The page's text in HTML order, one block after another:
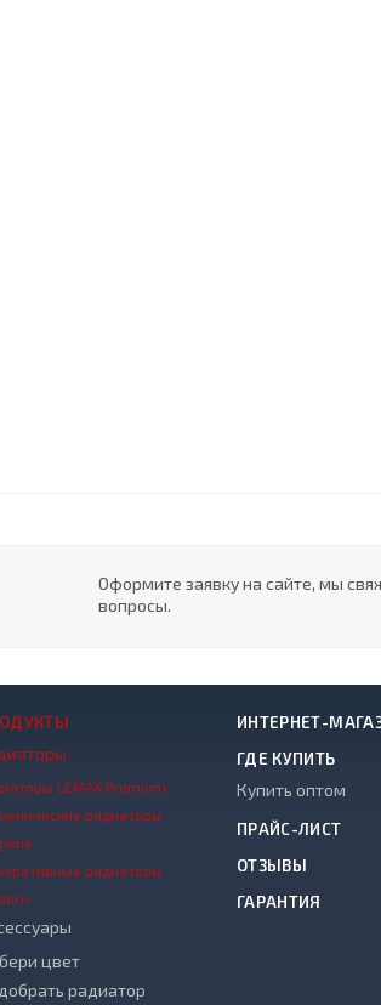
Оформите заявку на сайте, мы
вопросы.
LEMAX Premium
радиаторы
радиаторы
цвет
радиатор
ИНТЕРНЕТ-
ГДЕ КУПИТЬ
Купить оптом
ПРАЙС-ЛИСТ
ОТЗЫВЫ
ГАРАНТИЯ